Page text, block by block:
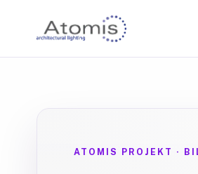
ATOMIS PROJEKT ·